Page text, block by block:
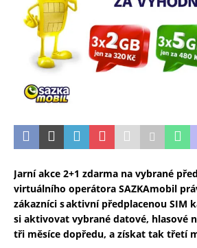
Jarní akce 2+1 zdarma na vybrané
virtuálního operátora SAZKAmobil
zákazníci saktivnípředplacenou SIM
si aktivovat vybrané datové, hlasové
tři měsíce dopředu, a získat tak třetí